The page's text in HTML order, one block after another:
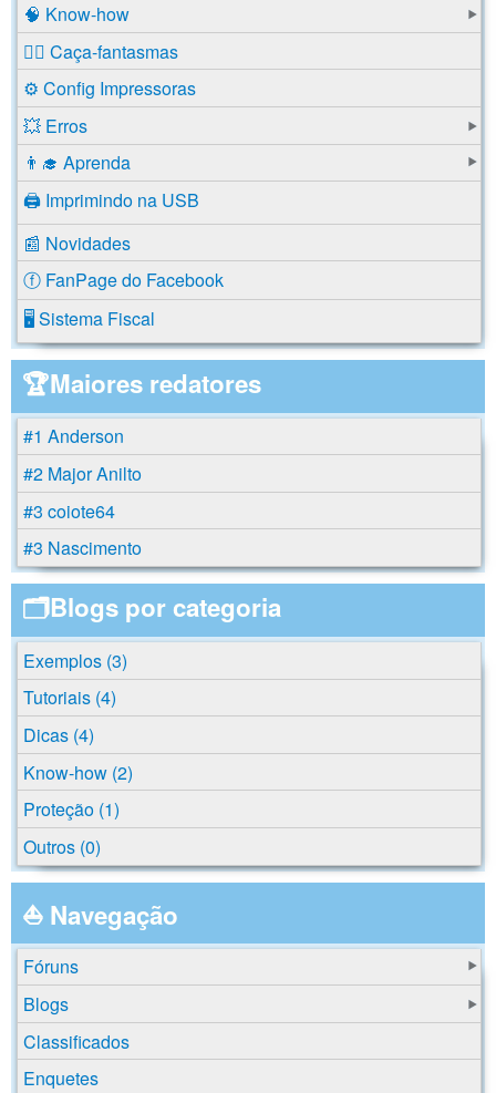
🧠 Know-how
🕵️‍♂️ Caça-fantasmas
⚙️ Config Impressoras
💥 Erros
👨‍🎓 Aprenda
🖨️ Imprimindo na USB
📰 Novidades
ⓕ FanPage do Facebook
🖥️ Sistema Fiscal
🏆Maiores redatores
#1 Anderson
#2 Major Anilto
#3 coiote64
#3 Nascimento
🗂️Blogs por categoria
Exemplos (3)
Tutoriais (4)
Dicas (4)
Know-how (2)
Proteção (1)
Outros (0)
⛵ Navegação
Fóruns
Blogs
Classificados
Enquetes